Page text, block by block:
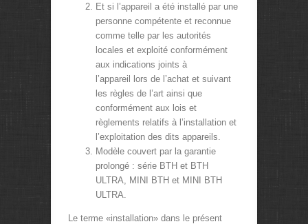
Et si l’appareil a été installé par une
personne compétente et reconnue
comme telle par les autorités
locales et exploité conformément
aux indications joints à
l’appareil lors de l’achat et suivant
les règles de l’art ainsi que
conformément aux lois et
règlements relatifs à l’installation et
l’exploitation des dits appareils.
Modèle couvert par la garantie
prolongé : série BTH et BTH
ULTRA, MINI BTH et MINI BTH
ULTRA.
Le terme «installation» dans le présent